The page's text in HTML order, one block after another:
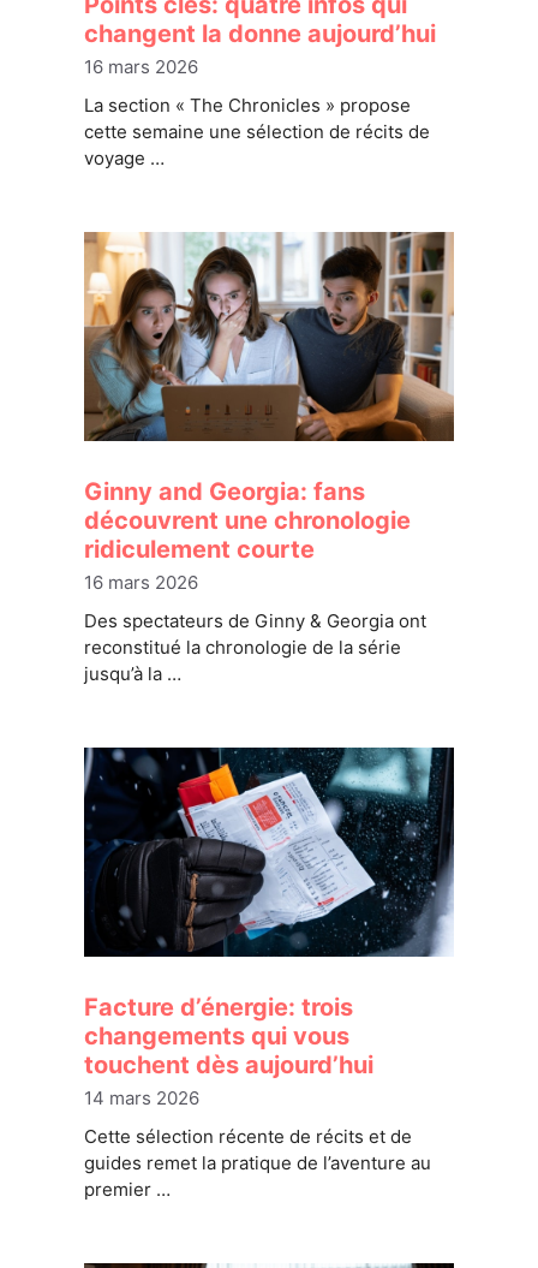
changent la donne aujourd’hui
16 mars 2026
La section « The Chronicles » propose
cette semaine une sélection de récits de
voyage …
Ginny and Georgia: fans
découvrent une chronologie
ridiculement courte
16 mars 2026
Des spectateurs de Ginny & Georgia ont
reconstitué la chronologie de la série
jusqu’à la …
Facture d’énergie: trois
changements qui vous
touchent dès aujourd’hui
14 mars 2026
Cette sélection récente de récits et de
guides remet la pratique de l’aventure au
premier …